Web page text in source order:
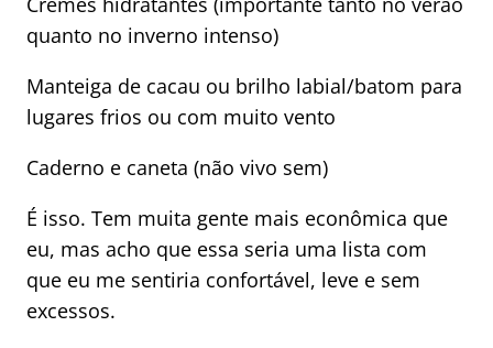
quanto no inverno intenso)
Manteiga de cacau ou brilho labial/batom para
lugares frios ou com muito vento
Caderno e caneta (não vivo sem)
É isso. Tem muita gente mais econômica que
eu, mas acho que essa seria uma lista com
que eu me sentiria confortável, leve e sem
excessos.